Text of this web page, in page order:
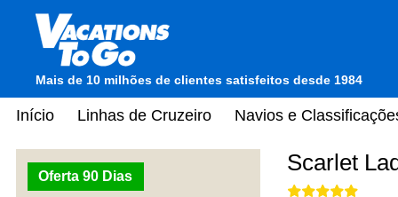
Mais de 10 milhões de clientes satisfeitos desde 1984
Início Linhas de Cruzeiro Navios e
Oferta 90 Dias
Scarlet